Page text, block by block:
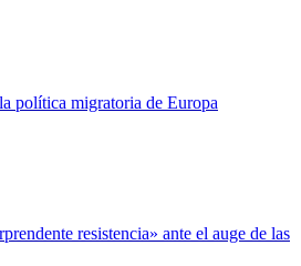
política migratoria de Europa
resistencia» ante el auge de las